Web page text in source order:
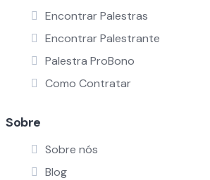
Encontrar Palestras
Encontrar Palestrante
Palestra ProBono
Como Contratar
Sobre
Sobre nós
Blog